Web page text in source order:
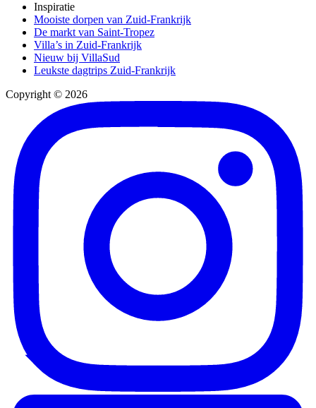
Inspiratie
Mooiste dorpen van Zuid-Frankrijk
De markt van Saint-Tropez
Villa’s in Zuid-Frankrijk
Nieuw bij VillaSud
Leukste dagtrips Zuid-Frankrijk
Copyright © 2026